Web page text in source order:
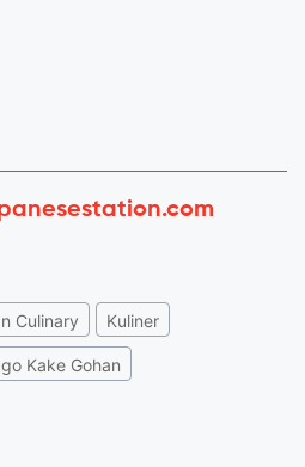
Culinary Kuliner
Kake Gohan